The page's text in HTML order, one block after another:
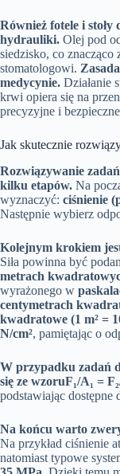
Również fotele i
hydrauliki. Olej pod
siedzisko, co znacząco
stomatologowi.
medycynie. Działanie
krwi opiera się na
precyzyjne i
Jak skutecznie
Rozwiązywanie
kilku etapów. Na
wyznaczyć: ciśnienie
Następnie wybierz
Kolejnym krokiem
Siła powinna być
metrach
wyrażonego w
centymetrach
kwadratowe (1 m² =
N/cm², pamiętając o
W przypadku zadań
się ze wzoruF₁/A₁ =
podstawiając dostępne
Na końcu warto
Na przykład ciśnienie
natomiast typowe